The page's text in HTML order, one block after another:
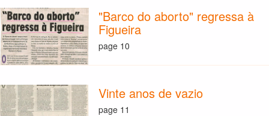
"Barco do aborto" regressa à
Figueira
page 10
Vinte anos de vazio
page 11